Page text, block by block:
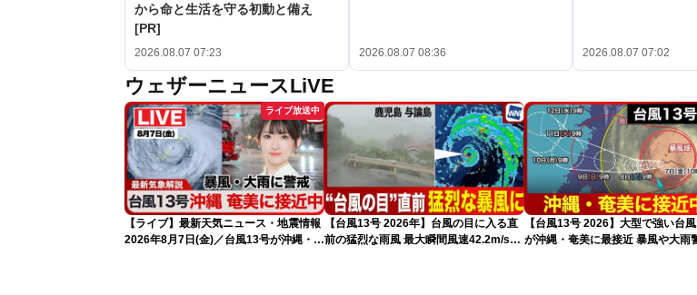
から命と生活を守る初動と備え
[PR]
2026.08.07 07:23 2026.08.07 08:36 2026.08.07 07:02
ウェザーニュースLiVE
ライブ放送中
【ライブ】最新天気ニュース・地震情報
2026年8月7日(金)／台風13号が沖縄・奄
【台風13号 2026年】台風の目に入る直
前の猛烈な雨風 最大瞬間風速42.2m/s観
【台風13号 2026】大型で強い台
が沖縄・奄美に最接近 暴風や大雨